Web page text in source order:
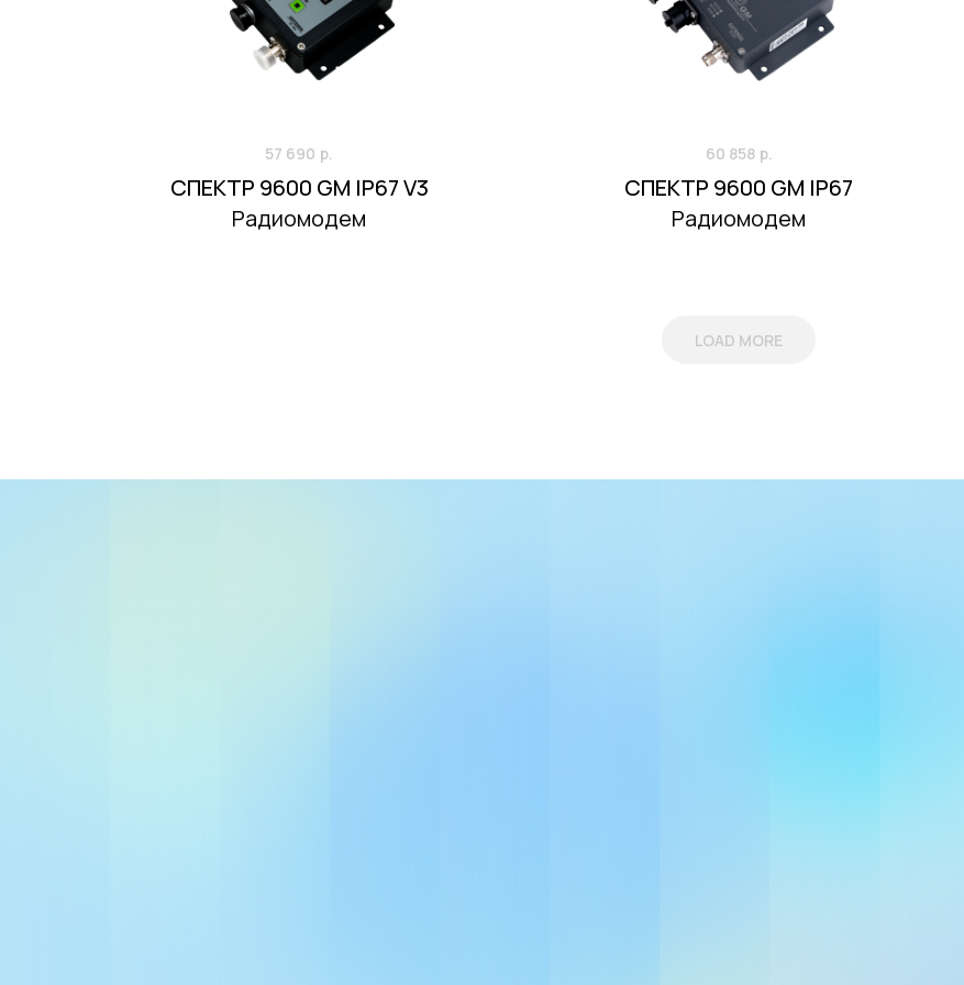
10 кА
–40…+90 °С
200 г
57 690 р.
СПЕКТР 9600 GM IP67 V3
Радиомодем
60 858 р.
СПЕКТР 9600 GM IP67
Радиомодем
LOAD MORE